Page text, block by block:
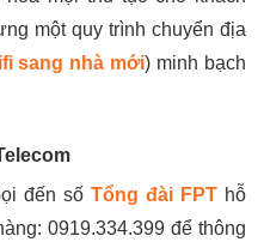
một quy trình chuyển địa
sang nhà mới) minh bạch
đến số Tổng đài FPThỗ
0919.334.399 để thông